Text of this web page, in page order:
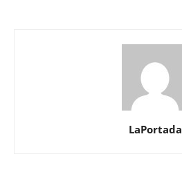
LaPortada